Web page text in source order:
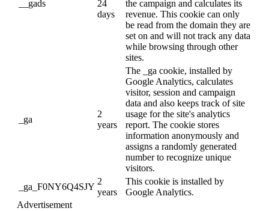
__gads
24
days
the campaign and calculates its
revenue. This cookie can only
be read from the domain they are
set on and will not track any data
while browsing through other
sites.
_ga
2
years
The _ga cookie, installed by
Google Analytics, calculates
visitor, session and campaign
data and also keeps track of site
usage for the site's analytics
report. The cookie stores
information anonymously and
assigns a randomly generated
number to recognize unique
visitors.
_ga_F0NY6Q4SJY
2
years
This cookie is installed by
Google Analytics.
Advertisement